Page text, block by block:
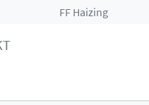
FF Haizing